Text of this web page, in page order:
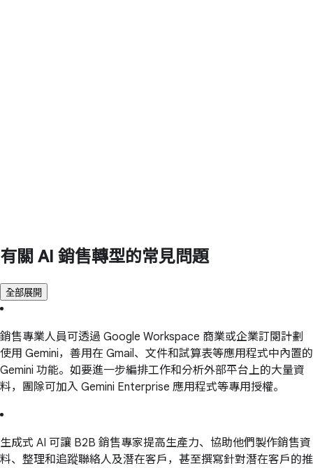
有關 AI 銷售轉型的常見問題
全部展開
銷售專業人員可透過 Google Workspace 商業或企業訂閱計劃
使用 Gemini，善用在 Gmail、文件和試算表等應用程式中內置的
Gemini 功能。如要進一步編排工作和分析外部平台上的大量資
料，團隊可加入 Gemini Enterprise 應用程式等專用授權。
生成式 AI 可讓 B2B 銷售專家提高生產力、協助他們製作銷售資
料、整理和追蹤聯絡人及潛在客戶，甚至撰寫針對潛在客戶的推